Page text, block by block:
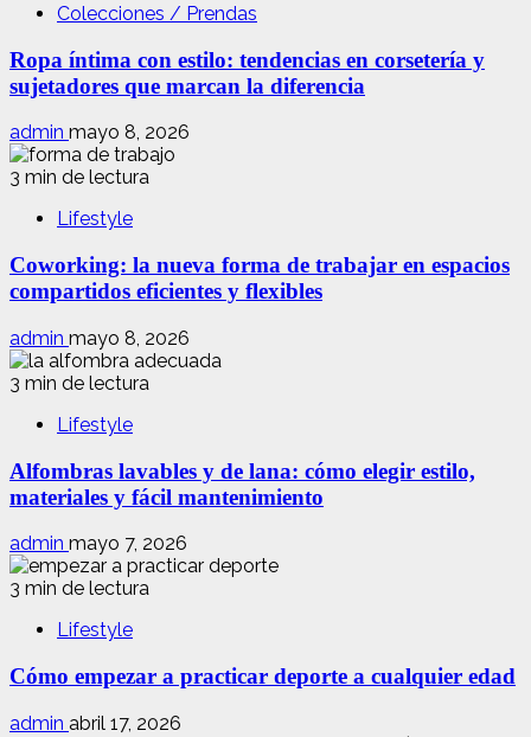
Colecciones / Prendas
Ropa íntima con estilo: tendencias en corsetería y
sujetadores que marcan la diferencia
admin mayo 8, 2026
3 min de lectura
Lifestyle
Coworking: la nueva forma de trabajar en espacios
compartidos eficientes y flexibles
admin mayo 8, 2026
3 min de lectura
Lifestyle
Alfombras lavables y de lana: cómo elegir estilo,
materiales y fácil mantenimiento
admin mayo 7, 2026
3 min de lectura
Lifestyle
Cómo empezar a practicar deporte a cualquier edad
admin abril 17, 2026